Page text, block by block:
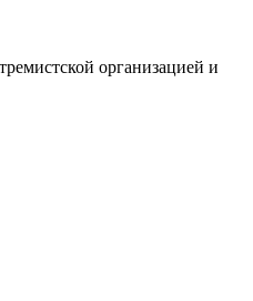
организацией и